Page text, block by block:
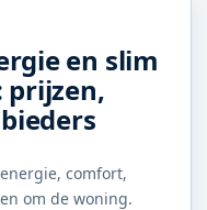
en slim
prijzen,
comfort,
om de woning.